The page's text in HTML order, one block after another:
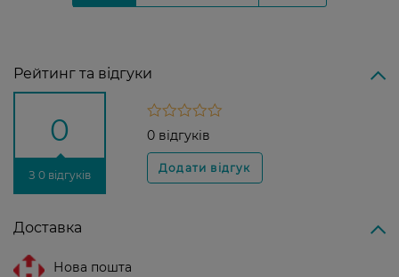
Рейтинг та відгуки
0
З 0 відгуків
0 відгуків
Доставка
Нова пошта